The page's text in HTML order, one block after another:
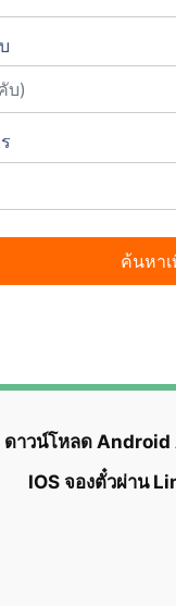
ดาวน์โหลด Android
IOS จองตั๋วผ่าน